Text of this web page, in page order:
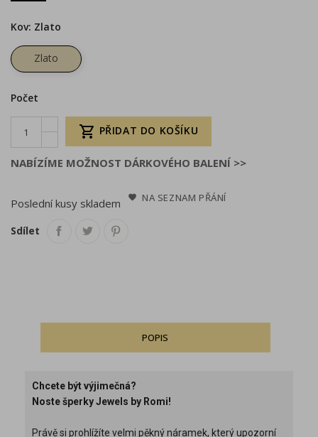
Kov: Zlato
Zlato
Počet
 PŘIDAT DO KOŠÍKU
NABÍZÍME MOŽNOST DÁRKOVÉHO BALENÍ >>
Poslední kusy skladem NA SEZNAM PŘÁNÍ
Sdílet
POPIS
Chcete být výjimečná?
Noste šperky Jewels by Romi!
Právě si prohlížíte velmi pěkný náramek, který upozorní